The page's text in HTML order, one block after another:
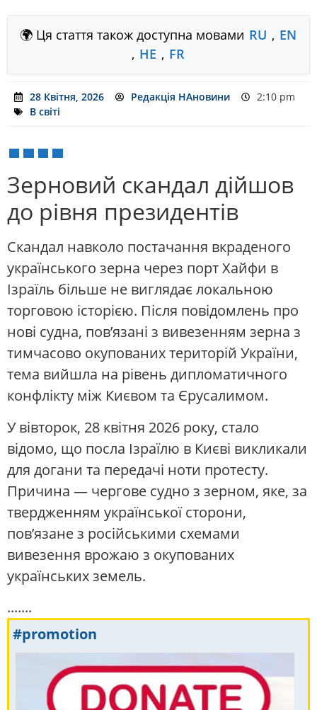
🌍 Ця стаття також доступна мовами RU , EN
, HE , FR
28 Квітня, 2026 Редакція НАновини
2:10 pm
В світі
Зерновий скандал дійшов
до рівня президентів
Скандал навколо постачання вкраденого
українського зерна через порт Хайфи в
Ізраїль більше не виглядає локальною
торговою історією. Після повідомлень про
нові судна, пов’язані з вивезенням зерна з
тимчасово окупованих територій України,
тема вийшла на рівень дипломатичного
конфлікту між Києвом та Єрусалимом.
У вівторок, 28 квітня 2026 року, стало
відомо, що посла Ізраїлю в Києві викликали
для догани та передачі ноти протесту.
Причина — чергове судно з зерном, яке, за
твердженням української сторони,
пов’язане з російськими схемами
вивезення врожаю з окупованих
українських земель.
.......
#promotion